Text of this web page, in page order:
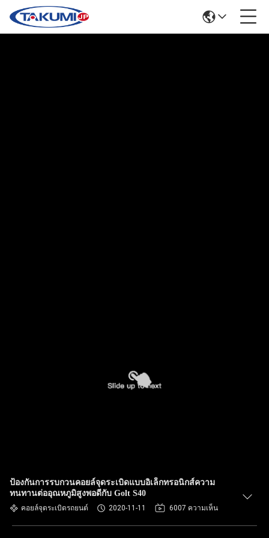
ป้องกันการรบกวนคอยล์จุดระเบิดแบบอิเล็กทรอนิกส์ความ
ทนทานต่ออุณหภูมิสูงพอดีกับ Golt S40
คอยล์จุดระเบิดรถยนต์ 2020-11-11 6007 ความเห็น